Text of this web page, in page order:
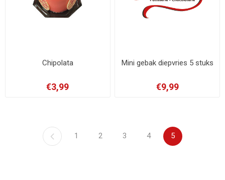
Chipolata
€3,99
Mini gebak diepvries 5 stuks
€9,99
1 2 3 4 5